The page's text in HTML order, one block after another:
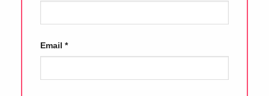
Email *